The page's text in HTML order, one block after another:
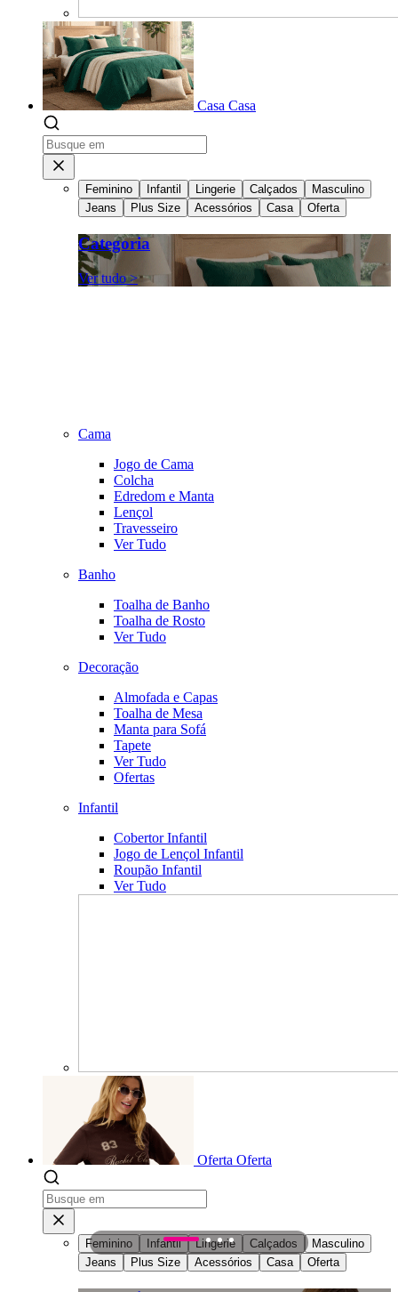
Casa Casa
Feminino Infantil Lingerie Calçados
Masculino
Jeans
Plus Size Acessórios Casa Oferta
Categoria
Ver tudo >
Cama
Jogo de Cama
Colcha
Edredom e Manta
Lençol
Travesseiro
Ver Tudo
Banho
Toalha de Banho
Toalha de Rosto
Ver Tudo
Decoração
Almofada e Capas
Toalha de Mesa
Manta para Sofá
Tapete
Ver Tudo
Ofertas
Infantil
Cobertor Infantil
Jogo de Lençol Infantil
Roupão Infantil
Ver Tudo
Oferta Oferta
Feminino Infantil Lingerie Calçados
Masculino
Jeans
Plus Size Acessórios Casa Oferta
1 2 3 4